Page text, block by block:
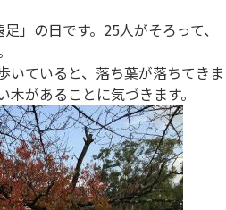
」の日です。25人がそろって、
いていると、落ち葉が落ちてきま
があることに気づきます。